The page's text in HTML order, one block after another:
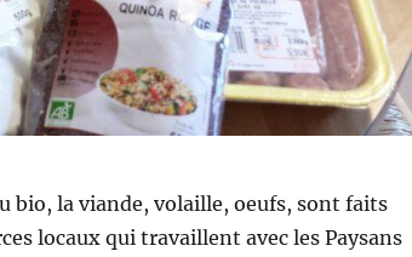
bio, la viande, volaille, oeufs, sont faits
locaux qui travaillent avec les Paysans